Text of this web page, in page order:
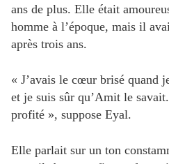
ans de plus. Elle était
homme à l’époque, mais il
après trois ans.
« J’avais le cœur brisé quand
et je suis sûr qu’Amit le
profité », suppose Eyal.
Elle parlait sur un ton